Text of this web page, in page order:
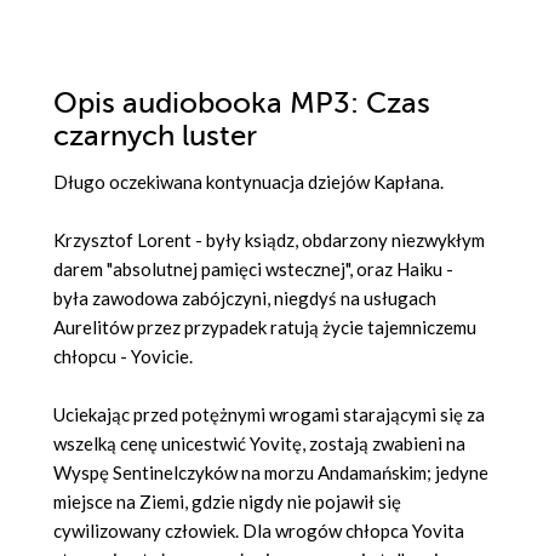
Opis audiobooka MP3: Czas
czarnych luster
Długo oczekiwana kontynuacja dziejów Kapłana.
Krzysztof Lorent - były ksiądz, obdarzony niezwykłym
darem "absolutnej pamięci wstecznej", oraz Haiku -
była zawodowa zabójczyni, niegdyś na usługach
Aurelitów przez przypadek ratują życie tajemniczemu
chłopcu - Yovicie.
Uciekając przed potężnymi wrogami starającymi się za
wszelką cenę unicestwić Yovitę, zostają zwabieni na
Wyspę Sentinelczyków na morzu Andamańskim; jedyne
miejsce na Ziemi, gdzie nigdy nie pojawił się
cywilizowany człowiek. Dla wrogów chłopca Yovita